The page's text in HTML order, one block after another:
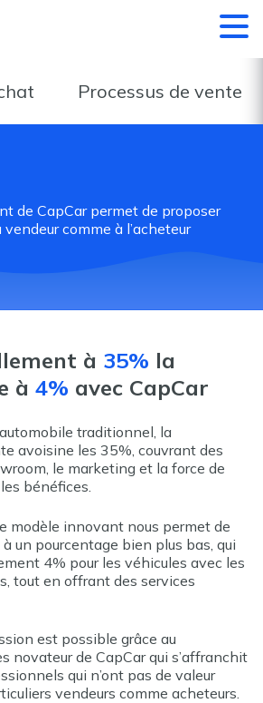
Processus de vente
de CapCar permet de proposer
comme à l’acheteur
à 35% la
à 4% avec CapCar
traditionnel, la
avoisine les 35%, couvrant des
le marketing et la force de
bénéfices.
modèle innovant nous permet de
un pourcentage bien plus bas, qui
4% pour les véhicules avec les
tout en offrant des services
est possible grâce au
novateur de CapCar qui s’affranchit
qui n’ont pas de valeur
vendeurs comme acheteurs.